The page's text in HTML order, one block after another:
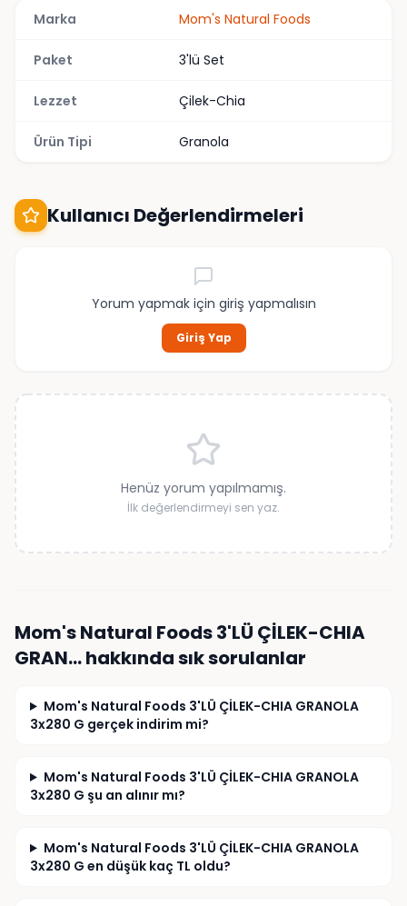
Marka Mom's Natural Foods
Paket 3'lü Set
Lezzet Çilek-Chia
Ürün Tipi Granola
Kullanıcı Değerlendirmeleri
Yorum yapmak için giriş yapmalısın
Giriş Yap
Henüz yorum yapılmamış.
İlk değerlendirmeyi sen yaz.
Mom's Natural Foods 3'LÜ ÇİLEK-CHIA
GRAN…hakkında sık sorulanlar
Mom's Natural Foods 3'LÜ ÇİLEK-CHIA GRANOLA
3x280 G gerçek indirim mi?
Mom's Natural Foods 3'LÜ ÇİLEK-CHIA GRANOLA
3x280 G şu an alınır mı?
Mom's Natural Foods 3'LÜ ÇİLEK-CHIA GRANOLA
3x280 G en düşük kaç TL oldu?